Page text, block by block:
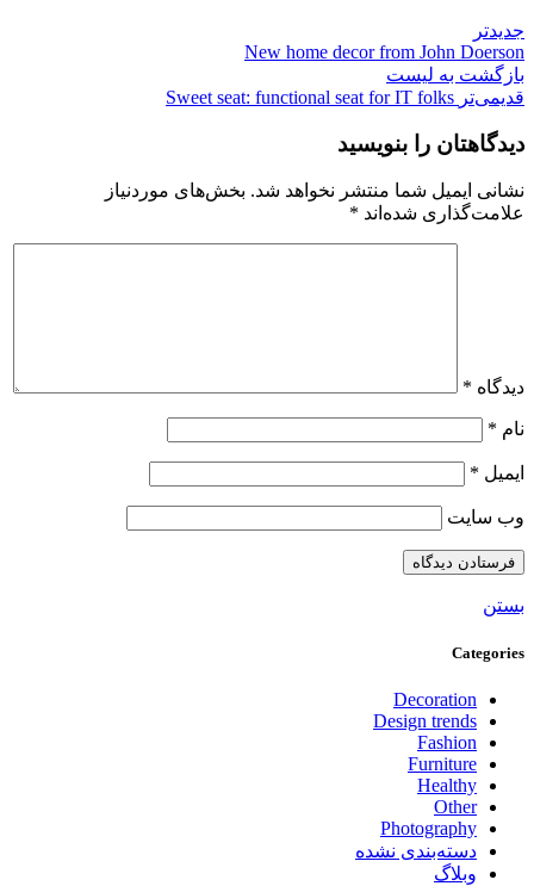
جدیدتر
New home decor from John Doerson
بازگشت به لیست
قدیمی‌تر Sweet seat: functional seat for IT folks
دیدگاهتان را بنویسید
نشانی ایمیل شما منتشر نخواهد شد. بخش‌های موردنیاز
علامت‌گذاری شده‌اند *
دیدگاه *
نام *
ایمیل *
وب‌ سایت
بستن
Categories
Decoration
Design trends
Fashion
Furniture
Healthy
Other
Photography
دسته‌بندی نشده
وبلاگ